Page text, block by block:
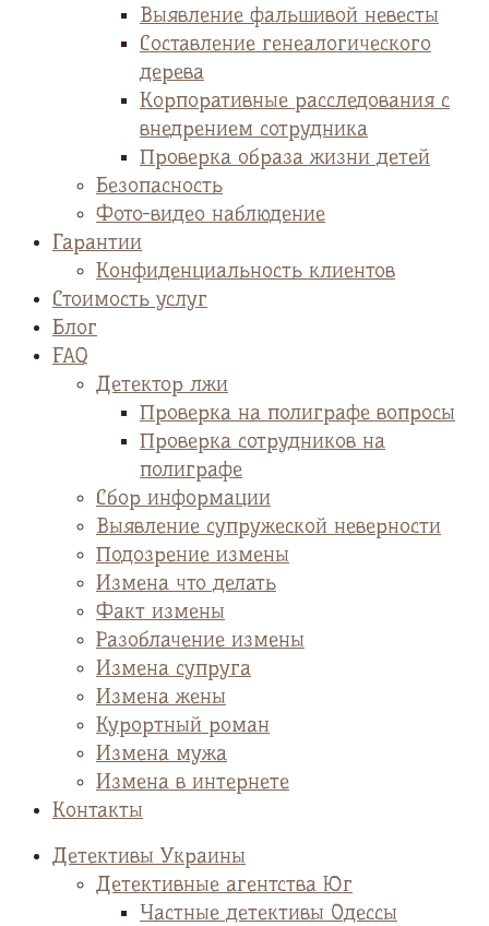
Выявление фальшивой невесты
Cоставление генеалогического
дерева
Корпоративные расследования с
внедрением сотрудника
Проверка образа жизни детей
Безопасность
Фото-видео наблюдение
Гарантии
Конфиденциальность клиентов
Стоимость услуг
Блог
FAQ
Детектор лжи
Проверка на полиграфе вопросы
Проверка сотрудников на
полиграфе
Сбор информации
Выявление супружеской неверности
Подозрение измены
Измена что делать
Факт измены
Разоблачение измены
Измена супруга
Измена жены
Курортный роман
Измена мужа
Измена в интернете
Контакты
Детективы Украины
Детективные агентства Юг
Частные детективы Одессы